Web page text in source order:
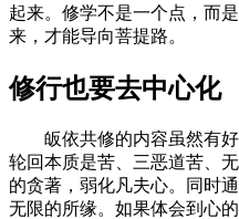
起来。修学不是一个点，而
来，才能导向菩提路。
修行也要去中心化
皈依共修的内容虽然有好
轮回本质是苦、三恶道苦、
的贪著，弱化凡夫心。同时
无限的所缘。如果体会到心